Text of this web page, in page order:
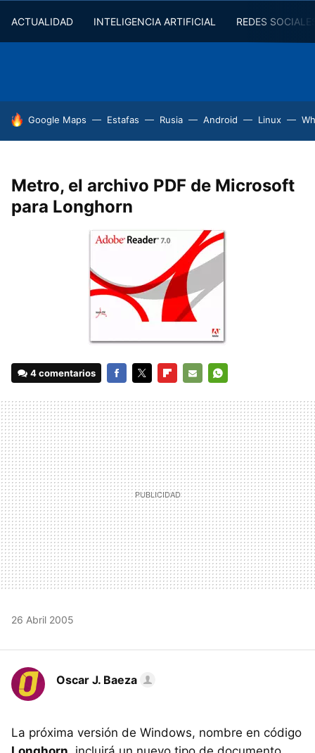
ACTUALIDAD INTELIGENCIA ARTIFICIAL REDES
HOY SE HABLA DE
Google Maps Estafas Rusia Android Linux
Metro, el archivo PDF de Microsoft
para Longhorn
4 comentarios
MAIL
26 Abril 2005
Oscar J. Baeza
La próxima versión de Windows, nombre en código